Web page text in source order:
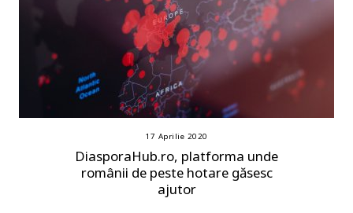
17 Aprilie 2020
DiasporaHub.ro, platforma unde
românii de peste hotare găsesc
ajutor